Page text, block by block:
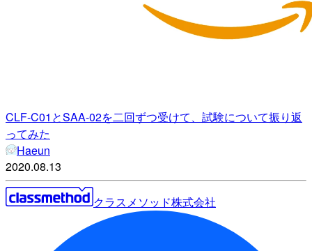
CLF-C01とSAA-02を二回ずつ受けて、試験について振り返
ってみた
Haeun
2020.08.13
クラスメソッド株式会社